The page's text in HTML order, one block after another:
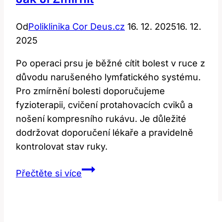
OdPoliklinika Cor Deus.cz 16. 12. 202516. 12.
2025
Po operaci prsu je běžné cítit bolest v ruce z
důvodu narušeného lymfatického systému.
Pro zmírnění bolesti doporučujeme
fyzioterapii, cvičení protahovacích cviků a
nošení kompresního rukávu. Je důležité
dodržovat doporučení lékaře a pravidelně
kontrolovat stav ruky.
Přečtěte si víceBolest